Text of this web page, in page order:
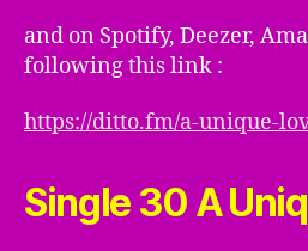
and on Spotify, Deezer,
following this link :
https://ditto.fm/a-unique-
Single 30 A